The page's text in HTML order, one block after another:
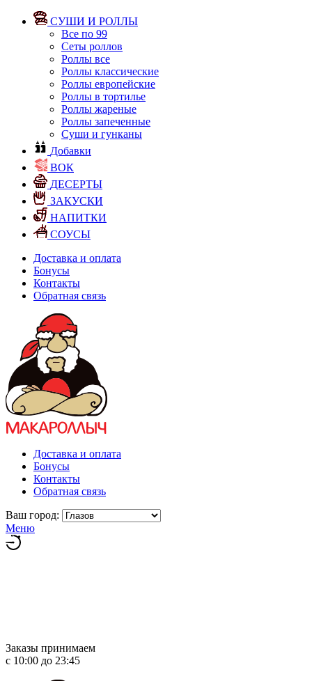
СУШИ И РОЛЛЫ
Все по 99
Сеты роллов
Роллы все
Роллы классические
Роллы европейские
Роллы в тортилье
Роллы жареные
Роллы запеченные
Суши и гунканы
Добавки
ВОК
ДЕСЕРТЫ
ЗАКУСКИ
НАПИТКИ
СОУСЫ
Доставка и оплата
Бонусы
Контакты
Обратная связь
Доставка и оплата
Бонусы
Контакты
Обратная связь
Ваш город:
Меню
Заказы принимаем
с 10:00 до 23:45